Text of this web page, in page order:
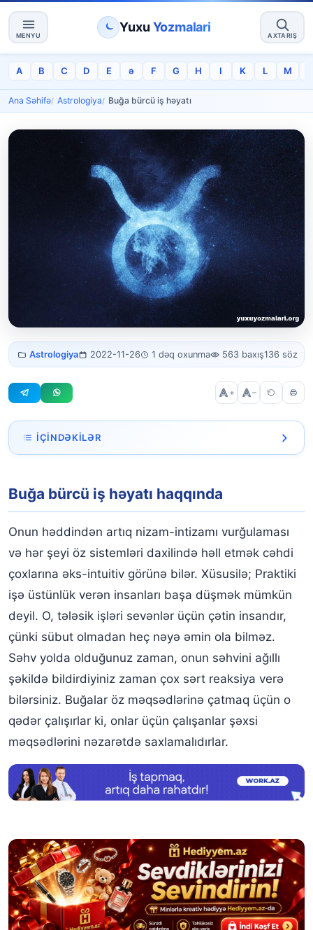
MENYU
Yuxu Yozmalari
AXTARIŞ
A B C D E ə F G H I K L M
Ana Səhifə Astrologiya Buğa bürcü iş həyatı
Buğa bürcü iş
həyatı
Astrologiya 2022-11-26 1 dəq oxunma 563 baxış136 söz
+ –
İÇINDƏKILƏR
Buğa bürcü iş həyatı haqqında
Onun həddindən artıq nizam-intizamı vurğulaması
və hər şeyi öz sistemləri daxilində həll etmək cəhdi
çoxlarına əks-intuitiv görünə bilər. Xüsusilə; Praktiki
işə üstünlük verən insanları başa düşmək mümkün
deyil. O, tələsik işləri sevənlər üçün çətin insandır,
çünki sübut olmadan heç nəyə əmin ola bilməz.
Səhv yolda olduğunuz zaman, onun səhvini ağıllı
şəkildə bildirdiyiniz zaman çox sərt reaksiya verə
bilərsiniz. Buğalar öz məqsədlərinə çatmaq üçün o
qədər çalışırlar ki, onlar üçün çalışanlar şəxsi
məqsədlərini nəzarətdə saxlamalıdırlar.